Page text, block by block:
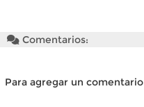
Comentarios:
Para agregar un comentario